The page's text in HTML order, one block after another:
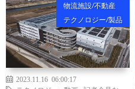
物流施設/不動産
テクノロジー/製品
2023.11.16 06:00:17